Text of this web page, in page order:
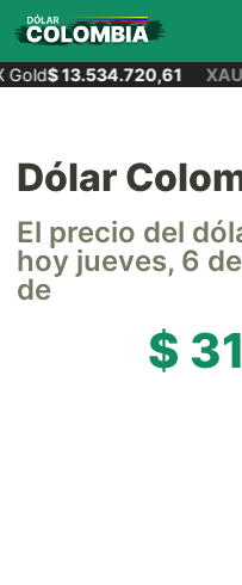
$ 13.534.720,61 XAUt
Dólar
El precio del
hoy jueves, 6
de
$